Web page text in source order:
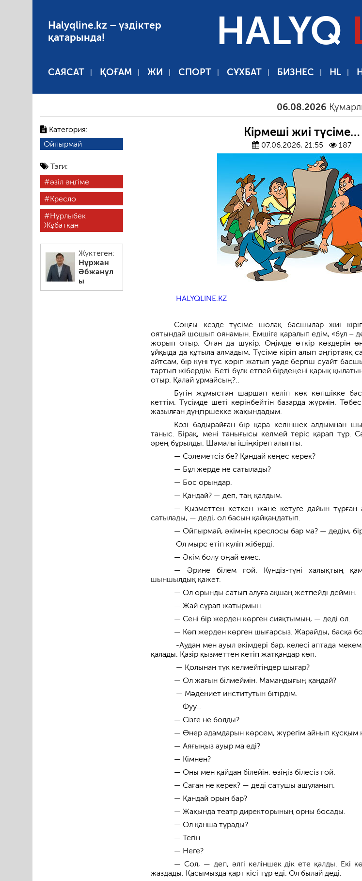
Halyqline.kz – үздіктер
қатарында!
HALYQ
САЯСАТ ҚОҒАМ ЖИ СПОРТ СҰХБАТ БИЗНЕС HL
06.08.2026 Құмарлық
Категория:
Ойпырмай
Тэги:
әзіл әңгіме
Кресло
Нұрлыбек
Жұбатқан
Жүктеген:
Нұржан
Әбжанұл
ы
Кірмеші жиі түсіме…
07.06.2026, 21:55 187
HALYQLINE.KZ
Соңғы кезде түсіме шолақ басшылар жиі
оятындай шошып оянамын. Емшіге қаралып едім, «бұл –
жорып отыр. Оған да шүкір. Өңімде өткір көздерін
ұйқыда да құтыла алмадым. Түсіме кіріп алып
айтсам, бір күні түс көріп жатып уәде бергіш суайт
тартып жібердім. Беті бүлк етпей бірдеңені қарық
отыр. Қалай ұрмайсың?..
Бүгін жұмыстан шаршап келіп көк көпшікке
кеттім. Түсімде шеті көрінбейтін базарда жүрмін.
жазылған дүңгіршекке жақындадым.
Көзі бадырайған бір қара келіншек алдымнан
таныс. Бірақ, мені танығысы келмей теріс қарап тұр.
әрең бұрылды. Шамалы ішіңкіреп алыпты.
— Сәлеметсіз бе? Қандай кеңес керек?
— Бұл жерде не сатылады?
— Бос орындар.
— Қандай? — деп, таң қалдым.
— Қызметтен кеткен және кетуге дайын тұрған
сатылады, — деді, ол басын қайқаңдатып.
— Ойпырмай, әкімнің креслосы бар ма? — дедім,
Ол мырс етіп күліп жіберді.
— Әкім болу оңай емес.
— Әрине білем ғой. Күндіз-түні халықтың
шыншылдық қажет.
— Ол орынды сатып алуға ақшаң жетпейді деймін.
— Жай сұрап жатырмын.
— Сені бір жерден көрген сияқтымын, — деді ол.
— Көп жерден көрген шығарсыз. Жарайды, басқа
-Аудан мен ауыл әкімдері бар, келесі аптада
қалады. Қазір қызметтен кетіп жатқандар көп.
— Қолынан түк келмейтіндер шығар?
— Ол жағын білмеймін. Мамандығың қандай?
— Мәдениет институтын бітірдім.
— Фуу…
— Сізге не болды?
— Өнер адамдарын көрсем, жүрегім айнып құсқым
— Аяғыңыз ауыр ма еді?
— Кімнен?
— Оны мен қайдан білейін, өзіңіз білесіз ғой.
— Саған не керек? — деді сатушы ашуланып.
— Қандай орын бар?
— Жақында театр директорының орны босады.
— Ол қанша тұрады?
— Тегін.
— Неге?
— Сол, — деп, әлгі келіншек дік ете қалды. Екі
жаздады. Қасымызда қарт кісі тұр еді. Ол былай деді: